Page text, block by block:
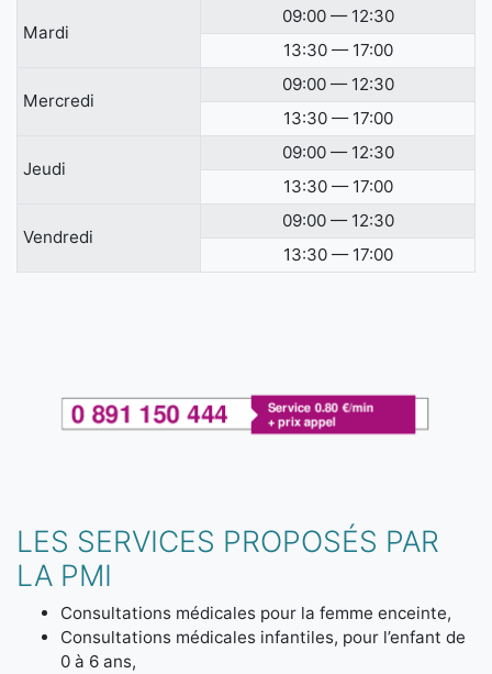
Mardi
09:00 — 12:30
13:30 — 17:00
Mercredi
09:00 — 12:30
13:30 — 17:00
Jeudi
09:00 — 12:30
13:30 — 17:00
Vendredi
09:00 — 12:30
13:30 — 17:00
LES SERVICES PROPOSÉS PAR
LA PMI
Consultations médicales pour la femme enceinte,
Consultations médicales infantiles, pour l’enfant de
0 à 6 ans,